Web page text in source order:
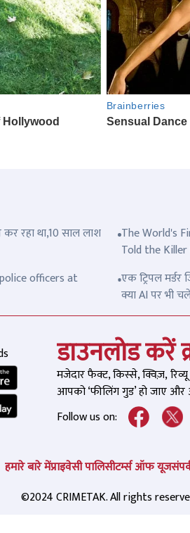
रहा था,10 साल लाश
The World's
Told the
officers at
एक ट्रिपल
क्या AI पर भी
डाउनलोड करें
मजेदार फैक्ट, किस्से, क्विज़,
आपको ‘फीलिंग गुड’ हो जाए
Follow us on:
हमारे बारे मेंप्राइवेसी पालिसीटर्म्स ऑफ यूज
©2024 CRIMETAK. All rights